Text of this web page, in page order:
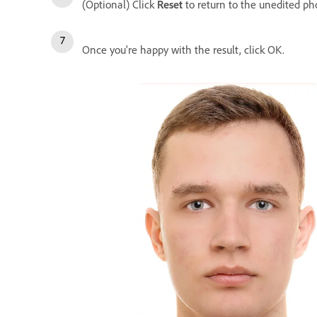
(Optional) Click Reset to return to the unedited
Once you're happy with the result, click OK.